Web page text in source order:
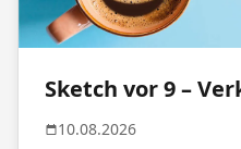
Sketch vor 9 –
10.08.2026